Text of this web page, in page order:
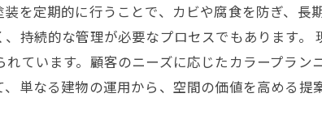
を定期的に行うことで、カビや腐食を防ぎ、長
持続的な管理が必要なプロセスでもあります。
ています。顧客のニーズに応じたカラープラン
単なる建物の運用から、空間の価値を高める提